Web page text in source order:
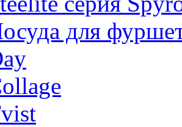
для